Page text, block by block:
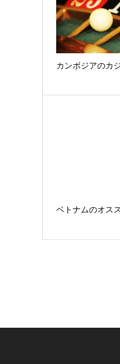
カンボジアのカ
ベトナムのオス